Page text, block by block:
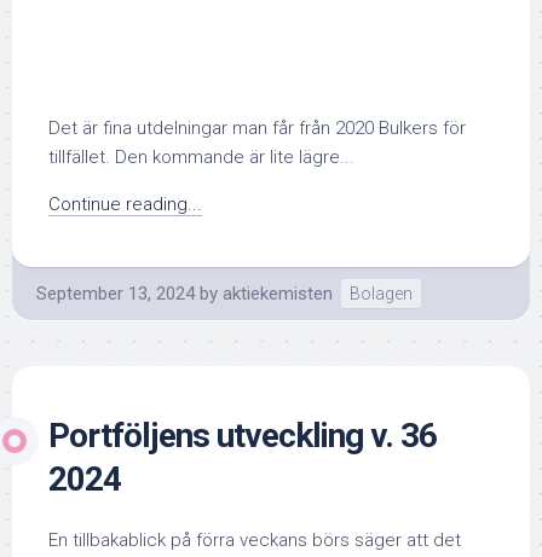
Det är fina utdelningar man får från 2020 Bulkers för
tillfället. Den kommande är lite lägre...
Continue reading...
September 13, 2024 by aktiekemisten Bolagen
Portföljens utveckling v. 36
2024
En tillbakablick på förra veckans börs säger att det